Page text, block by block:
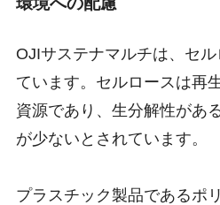
OJIサステナマルチは、セ
ています。セルロースは再
資源であり、生分解性があ
が少ないとされています。
プラスチック製品であるポ